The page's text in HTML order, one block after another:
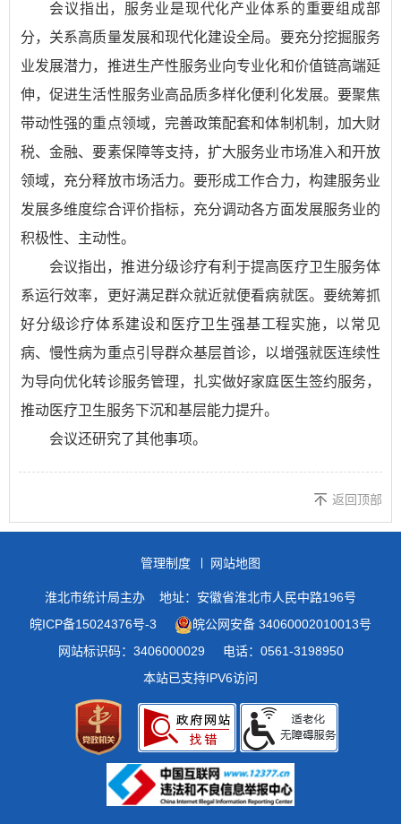
会议指出，服务业是现代化产业体系的重要组成部
分，关系高质量发展和现代化建设全局。要充分挖掘服务
业发展潜力，推进生产性服务业向专业化和价值链高端延
伸，促进生活性服务业高品质多样化便利化发展。要聚焦
带动性强的重点领域，完善政策配套和体制机制，加大财
税、金融、要素保障等支持，扩大服务业市场准入和开放
领域，充分释放市场活力。要形成工作合力，构建服务业
发展多维度综合评价指标，充分调动各方面发展服务业的
积极性、主动性。
会议指出，推进分级诊疗有利于提高医疗卫生服务体
系运行效率，更好满足群众就近就便看病就医。要统筹抓
好分级诊疗体系建设和医疗卫生强基工程实施，以常见
病、慢性病为重点引导群众基层首诊，以增强就医连续性
为导向优化转诊服务管理，扎实做好家庭医生签约服务，
推动医疗卫生服务下沉和基层能力提升。
会议还研究了其他事项。
返回顶部
管理制度 网站地图
淮北市统计局主办
地址：安徽省淮北市人民中路196号
皖ICP备15024376号-3
皖公网安备 34060002010013号
网站标识码：3406000029
电话：0561-3198950
本站已支持IPV6访问